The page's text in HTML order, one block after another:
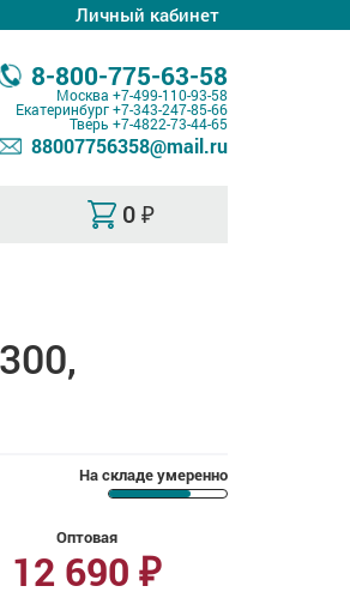
Личный кабинет
8-800-775-63-58
Москва +7-499-110-93-58
Екатеринбург+7-343-247-85-66
Тверь +7-4822-73-44-65
88007756358@mail.ru
0 ₽
На складе умеренно
Оптовая
12 690 ₽